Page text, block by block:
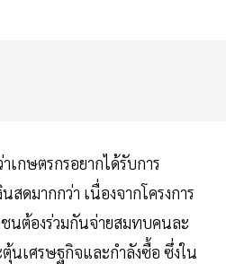
เกษตรกรอยากได้รับการ
ดมากกว่า เนื่องจากโครงการ
นต้องร่วมกันจ่ายสมทบคนละ
นเศรษฐกิจและกำลังซื้อ ซึ่งใน